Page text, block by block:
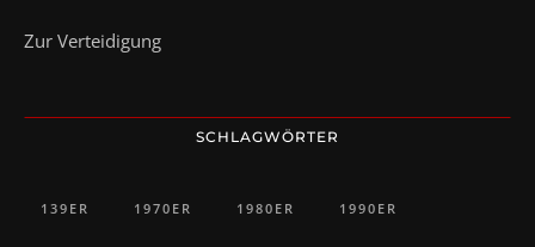
Zur Verteidigung
SCHLAGWÖRTER
139ER 1970ER 1980ER 1990ER